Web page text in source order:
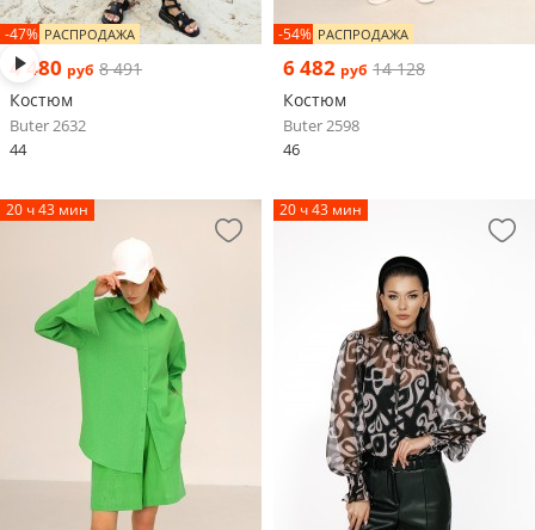
-47% РАСПРОДАЖА
4 480 руб 8 491
Костюм
Buter 2632
44
-54% РАСПРОДАЖА
6 482 руб 14 128
Костюм
Buter 2598
46
20 ч 43 мин 20 ч 43 мин